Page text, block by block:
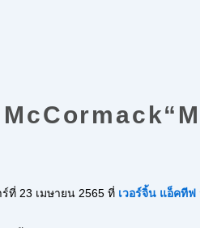
ที่ 23 เมษายน 2565 ที่ เวอร์จิ้น แอ็คที